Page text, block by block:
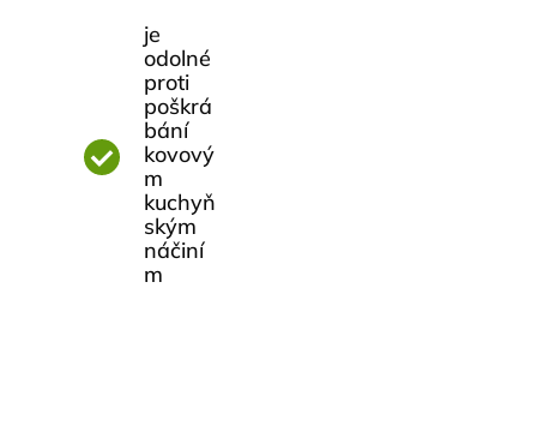
je
odolné
proti
poškrá
bání
kovový
m
kuchyň
ským
náčiní
m